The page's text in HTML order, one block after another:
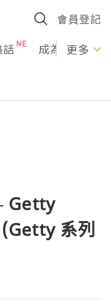
會員登記
成為U更多
Getty
系列